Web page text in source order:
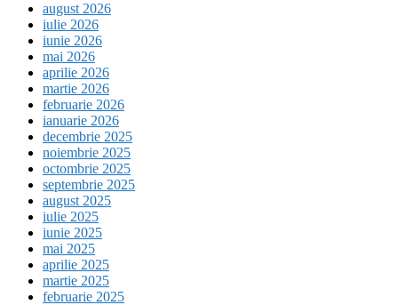
august 2026
iulie 2026
iunie 2026
mai 2026
aprilie 2026
martie 2026
februarie 2026
ianuarie 2026
decembrie 2025
noiembrie 2025
octombrie 2025
septembrie 2025
august 2025
iulie 2025
iunie 2025
mai 2025
aprilie 2025
martie 2025
februarie 2025